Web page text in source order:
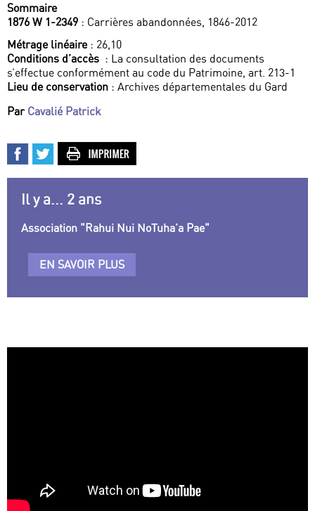
Sommaire
1876 W 1-2349 : Carrières abandonnées, 1846-2012
Métrage linéaire: 26,10
Conditions d’accès : La consultation des documents
s’effectue conformément au code du Patrimoine, art. 213-1
Lieu de conservation : Archives départementales du Gard
Par Cavalié Patrick
Il y a... 2 ans
Association "Rahui Nui NoTuha’a Pae"
EN SAVOIR PLUS